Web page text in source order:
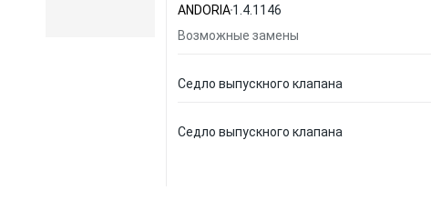
ANDORIA1.4.1146
Возможные замены
Седло выпускного клапана
Седло выпускного клапана